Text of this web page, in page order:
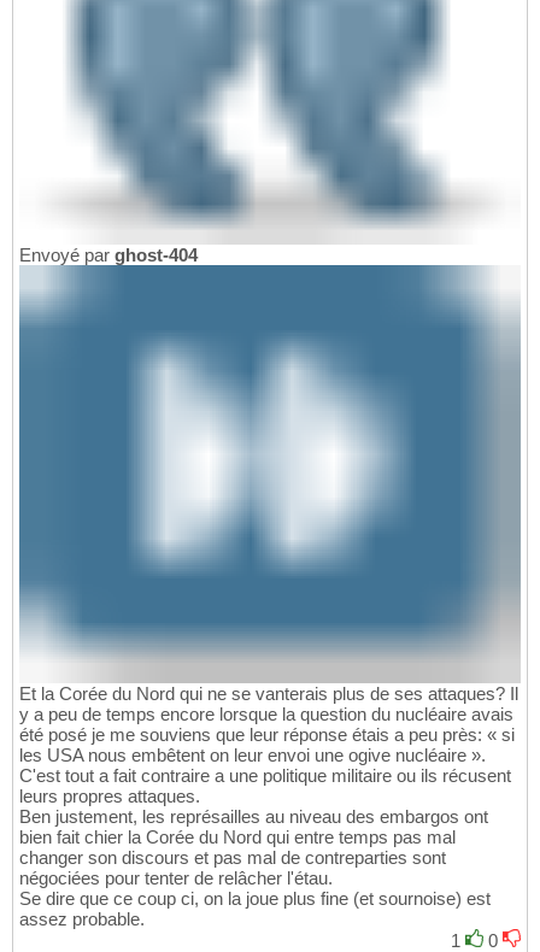
Envoyé par ghost-404
Et la Corée du Nord qui ne se vanterais plus de ses attaques? Il
y a peu de temps encore lorsque la question du nucléaire avais
été posé je me souviens que leur réponse étais a peu près: « si
les USA nous embêtent on leur envoi une ogive nucléaire ».
C'est tout a fait contraire a une politique militaire ou ils récusent
leurs propres attaques.
Ben justement, les représailles au niveau des embargos ont
bien fait chier la Corée du Nord qui entre temps pas mal
changer son discours et pas mal de contreparties sont
négociées pour tenter de relâcher l'étau.
Se dire que ce coup ci, on la joue plus fine (et sournoise) est
assez probable.
1
0